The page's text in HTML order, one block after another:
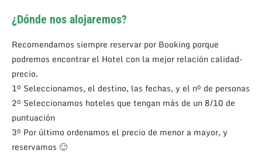
¿Dónde nos alojaremos?
Recomendamos siempre reservar por Booking porque
podremos encontrar el Hotel con la mejor relación calidad-
precio.
1º Seleccionamos, el destino, las fechas, y el nº de personas
2º Seleccionamos hoteles que tengan más de un 8/10 de
puntuación
3º Por último ordenamos el precio de menor a mayor, y
reservamos 🙂